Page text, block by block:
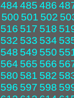
484 485 486
500 501 502
516 517 518
532 533 534
548 549 550
564 565 566
580 581 582
596 597 598